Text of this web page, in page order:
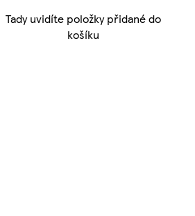
Tady uvidíte položky přidané do
košíku